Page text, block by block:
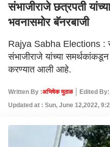
संभाजीराजे छत्रपती
भवनासमोर बॅनरबाजी
Rajya Sabha Elections :
संभाजीराजे यांच्या
करण्यात आली आहे.
Written By :अभिषेक मुठाळ
Edited By:
Updated at : Sun, June 12,2022,